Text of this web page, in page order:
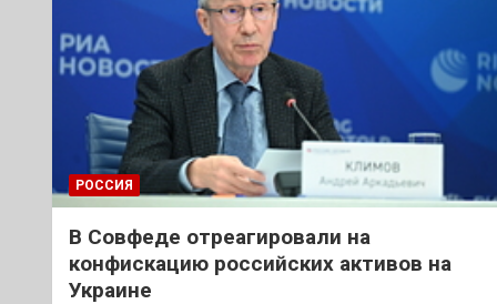
РОССИЯ
В Совфеде отреагировали на
конфискацию российских активов на
Украине